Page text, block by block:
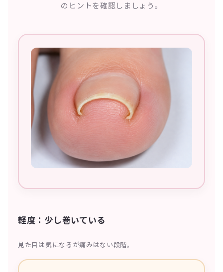
のヒントを確認しましょう。
軽度：少し巻いている
見た目は気になるが痛みはない段階。